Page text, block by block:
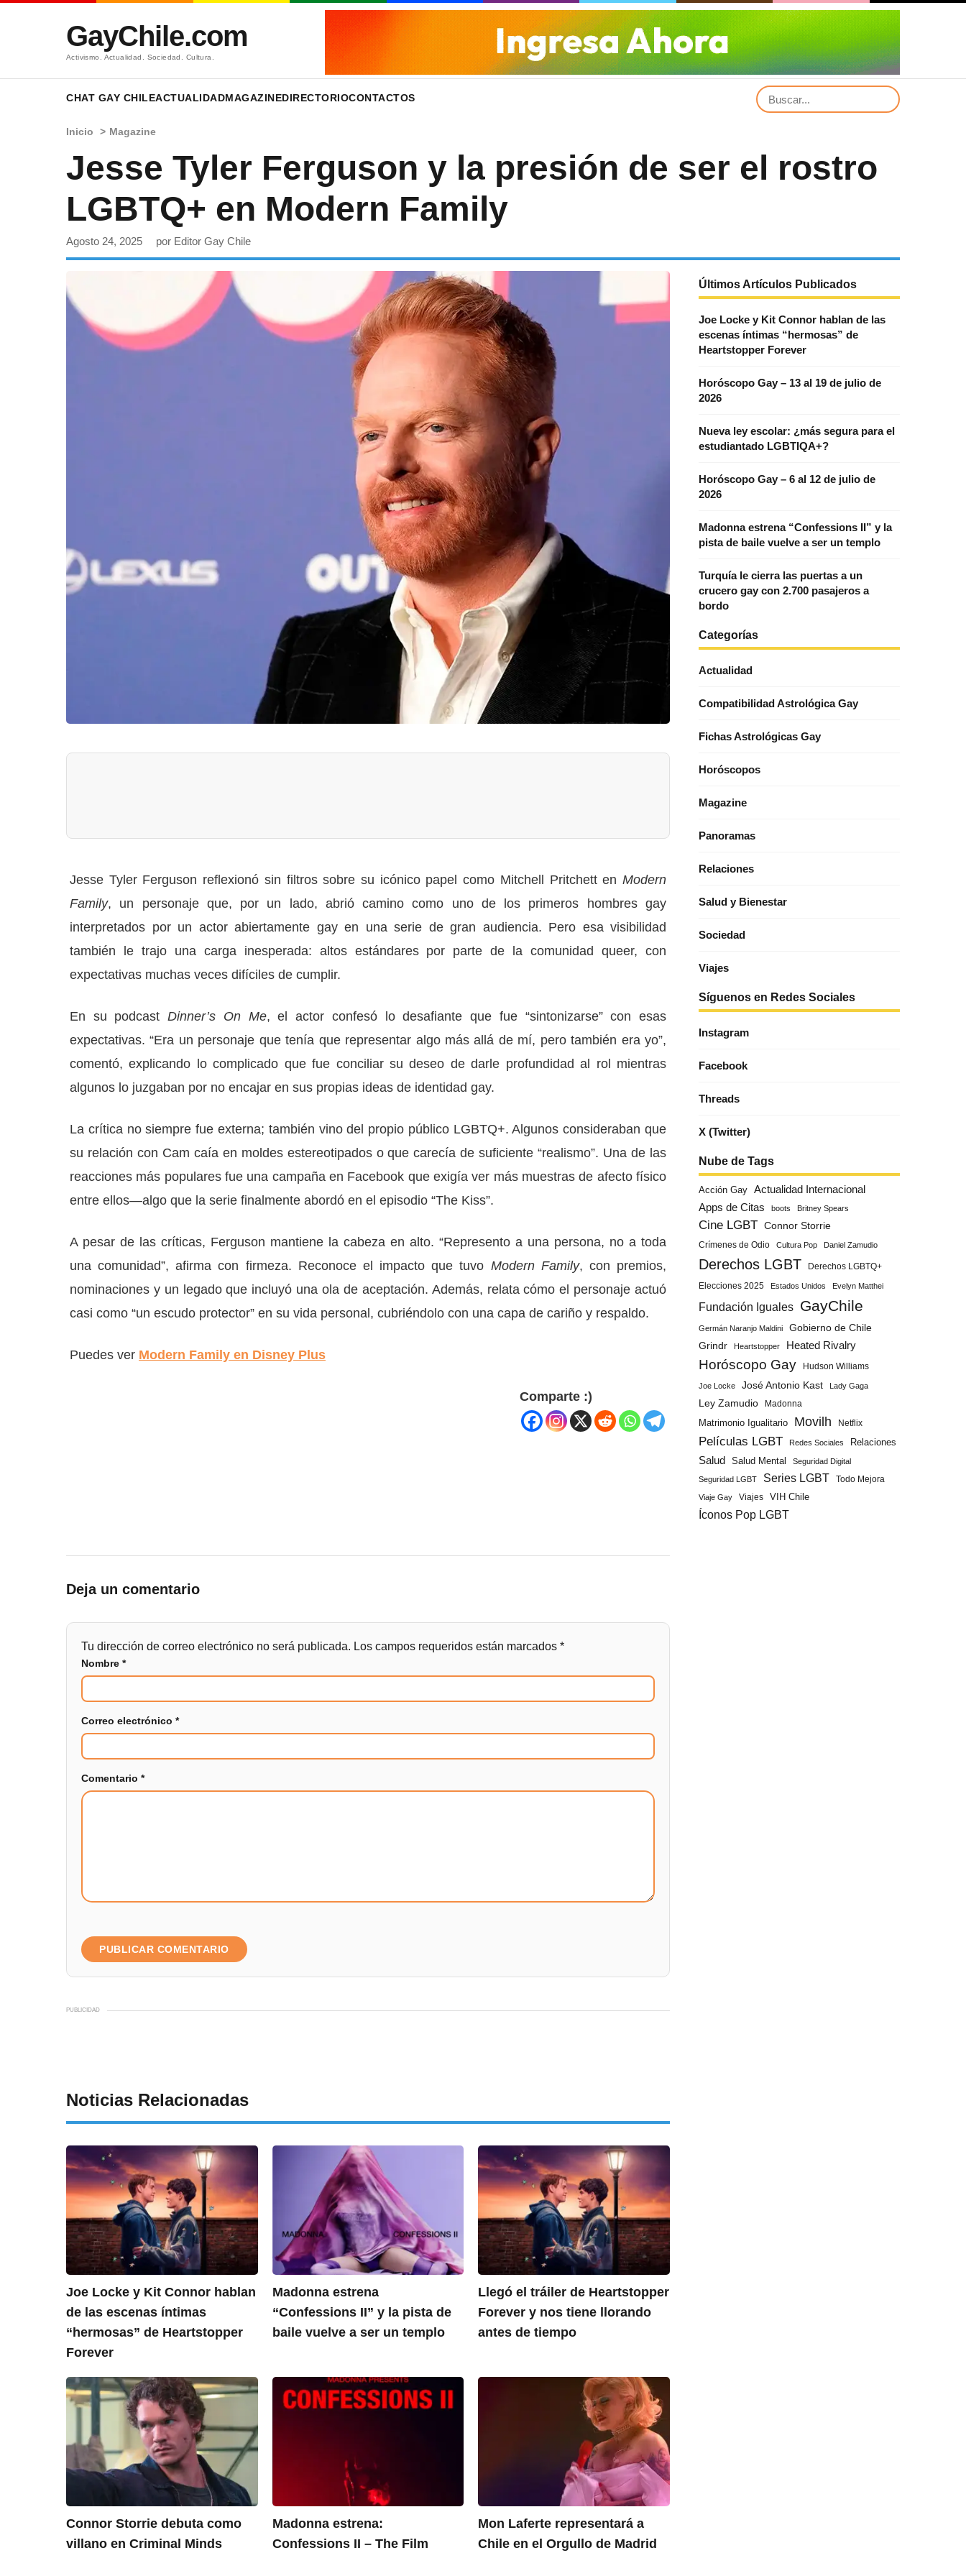
GayChile.com
Activismo. Actualidad. Sociedad. Cultura.
CHAT GAY CHILEACTUALIDADMAGAZINEDIRECTORIOCONTACTOS
Inicio > Magazine
Jesse Tyler Ferguson y la presión de ser el rostro
LGBTQ+ en Modern Family
Agosto 24, 2025 por Editor Gay Chile
Jesse Tyler Ferguson reflexionó sin filtros sobre su icónico papel como Mitchell Pritchett en Modern
Family, un personaje que, por un lado, abrió camino como uno de los primeros hombres gay
interpretados por un actor abiertamente gay en una serie de gran audiencia. Pero esa visibilidad
también le trajo una carga inesperada: altos estándares por parte de la comunidad queer, con
expectativas muchas veces difíciles de cumplir.
En su podcastDinner’s On Me, el actor confesó lo desafiante que fue “sintonizarse” con esas
expectativas. “Era un personaje que tenía que representar algo más allá de mí, pero también era yo”,
comentó, explicando lo complicado que fue conciliar su deseo de darle profundidad al rol mientras
algunos lo juzgaban por no encajar en sus propias ideas de identidad gay.
La crítica no siempre fue externa; también vino del propio público LGBTQ+. Algunos consideraban que
su relación con Cam caía en moldes estereotipados o que carecía de suficiente “realismo”. Una de las
reacciones más populares fue una campaña en Facebook que exigía ver más muestras de afecto físico
entre ellos—algo que la serie finalmente abordó en el episodio “The Kiss”.
A pesar de las críticas, Ferguson mantiene la cabeza en alto. “Represento a una persona, no a toda
una comunidad”, afirma con firmeza. Reconoce el impacto que tuvo Modern Family, con premios,
nominaciones y un legado que incluyó una ola de aceptación. Además, relata cómo el personaje actuó
casi como “un escudo protector” en su vida personal, cubriéndolo con una capa de cariño y respaldo.
Puedes ver Modern Family en Disney Plus
Comparte :)
Deja un comentario
Tu dirección de correo electrónico no será publicada. Los campos requeridos están marcados *
Nombre *
Correo electrónico *
Comentario *
PUBLICIDAD
Noticias Relacionadas
Joe Locke y Kit Connor hablan
de las escenas íntimas
“hermosas” de Heartstopper
Forever
Madonna estrena
“Confessions II” y la pista de
baile vuelve a ser un templo
Llegó el tráiler de Heartstopper
Forever y nos tiene llorando
antes de tiempo
Connor Storrie debuta como
villano en Criminal Minds
Madonna estrena:
Confessions II – The Film
Mon Laferte representará a
Chile en el Orgullo de Madrid
Últimos Artículos Publicados
Joe Locke y Kit Connor hablan de las
escenas íntimas “hermosas” de
Heartstopper Forever
Horóscopo Gay – 13 al 19 de julio de
2026
Nueva ley escolar: ¿más segura para el
estudiantado LGBTIQA+?
Horóscopo Gay – 6 al 12 de julio de
2026
Madonna estrena “Confessions II” y la
pista de baile vuelve a ser un templo
Turquía le cierra las puertas a un
crucero gay con 2.700 pasajeros a
bordo
Categorías
Actualidad
Compatibilidad Astrológica Gay
Fichas Astrológicas Gay
Horóscopos
Magazine
Panoramas
Relaciones
Salud y Bienestar
Sociedad
Viajes
Síguenos en Redes Sociales
Instagram
Facebook
Threads
X (Twitter)
Nube de Tags
Acción Gay
Actualidad Internacional
Apps de Citas
boots Britney Spears
Cine LGBT Connor Storrie
Crímenes de Odio Cultura Pop Daniel Zamudio
Derechos LGBT
Derechos LGBTQ+
Elecciones 2025
Estados Unidos Evelyn Matthei
Fundación Iguales GayChile
Germán Naranjo Maldini
Gobierno de Chile
Grindr
Heartstopper Heated Rivalry
Horóscopo Gay Hudson Williams
Joe Locke José Antonio Kast Lady Gaga
Ley Zamudio Madonna
Matrimonio Igualitario Movilh Netflix
Películas LGBT Redes Sociales Relaciones
Salud Salud Mental Seguridad Digital
Seguridad LGBT Series LGBT Todo Mejora
Viaje Gay Viajes VIH Chile
Íconos Pop LGBT